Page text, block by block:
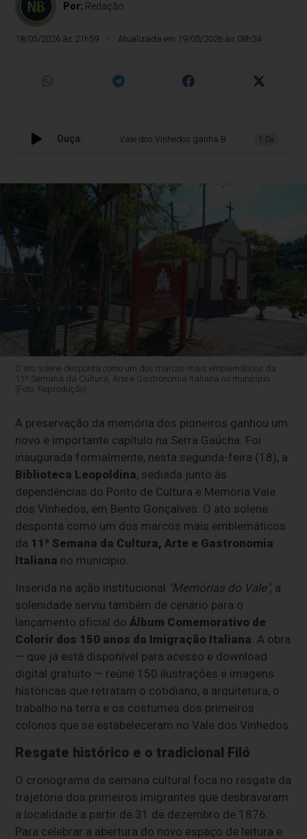
Por: Redação
18/05/2026 às 21h59 Atualizada em 19/05/2026 às 08h24
Ouça: Vale dos Vinhedos ganha Biblioteca Leopoldina
1.0x
O ato solene desponta como um dos marcos mais emblemáticos da
11ª Semana da Cultura, Arte e Gastronomia Italiana no município.
(Foto: Reprodução)
A preservação da memória dos pioneiros ganhou um
novo e importante capítulo na Serra Gaúcha. Foi
inaugurada formalmente, nesta segunda-feira (18), a
Biblioteca Leopoldina, sediada junto às
dependências do Ponto de Cultura e Memória Vale
dos Vinhedos, em Bento Gonçalves. O ato solene
desponta como um dos marcos mais emblemáticos
da 11ª Semana da Cultura, Arte e Gastronomia
Italiana no município.
Inserida na ação institucional "Memórias do Vale", a
solenidade serviu também de cenário para o
lançamento oficial doÁlbum Comemorativo de
Colorir dos 150 anos da Imigração Italiana . A obra
— que já está disponível para acesso e download
digital gratuito — reúne 150 ilustrações e imagens
históricas que retratam o cotidiano, a arquitetura, o
trabalho na terra e os costumes dos primeiros
colonos que se estabeleceram no Vale dos Vinhedos.
Resgate histórico e o tradicional Filó
O cronograma da semana cultural foca no resgate da
trajetória dos primeiros imigrantes que desbravaram
a localidade a partir de 31 de dezembro de 1876.
Para celebrar a abertura do novo espaço de leitura e